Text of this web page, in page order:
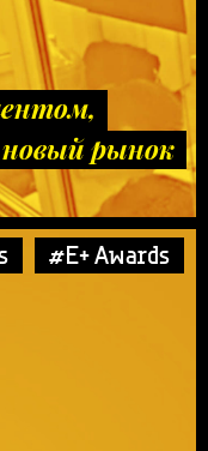
рынок
#E+ Awards